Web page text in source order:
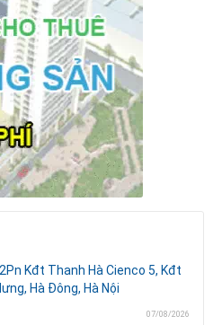
Kđt Thanh Hà Cienco 5, Kđt
Hà Đông, Hà Nội
07/08/2026